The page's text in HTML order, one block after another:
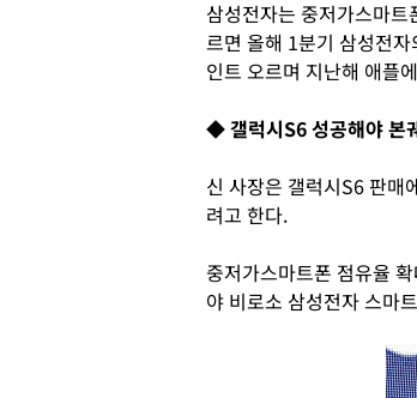
삼성전자는 중저가스마
르면 올해 1분기 삼성전
인트 오르며 지난해 애플
◆ 갤럭시S6 성공해야 본
신 사장은 갤럭시S6 판매
려고 한다.
중저가스마트폰 점유율
야 비로소 삼성전자 스마